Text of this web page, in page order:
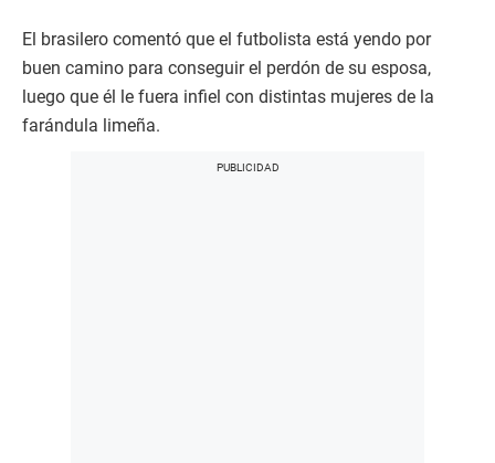
El brasilero comentó que el futbolista está yendo por
buen camino para conseguir el perdón de su esposa,
luego que él le fuera infiel con distintas mujeres de la
farándula limeña.